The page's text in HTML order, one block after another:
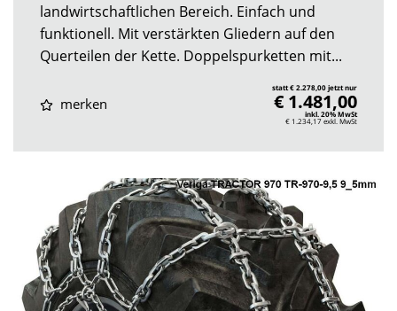
landwirtschaftlichen Bereich. Einfach und
funktionell. Mit verstärkten Gliedern auf den
Querteilen der Kette. Doppelspurketten mit...
merken
statt € 2.278,00 jetzt nur
€ 1.481,00
inkl. 20% MwSt
€ 1.234,17exkl. MwSt